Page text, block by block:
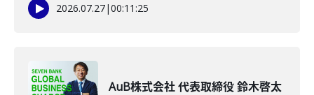
2026.07.27|00:11:25
AuB株式会社 代表取締役 鈴木啓太